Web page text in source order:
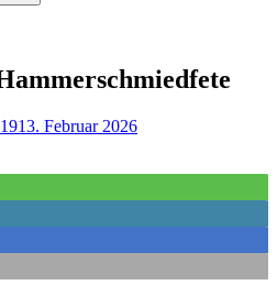
13. Februar 2026